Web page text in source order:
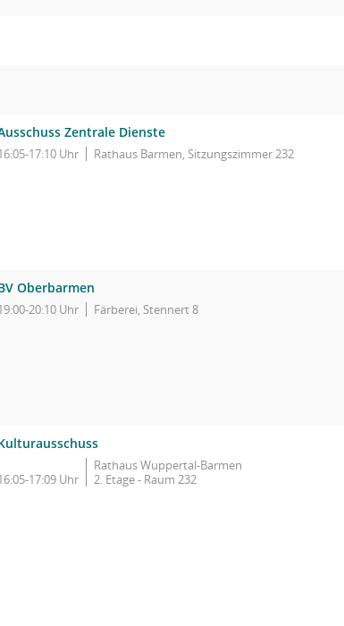
Zentrale Dienste
17:10 Uhr Rathaus Barmen, Sitzungszimmer 232
Oberbarmen
20:10 Uhr Färberei, Stennert 8
17:09 Uhr
Rathaus Wuppertal-Barmen
2. Etage - Raum 232